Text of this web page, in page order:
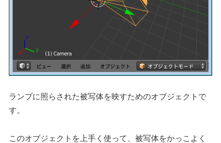
ランプに照らされた被写体を映すためのオブジェクトで
す。
このオブジェクトを上手く使って、被写体をかっこよく